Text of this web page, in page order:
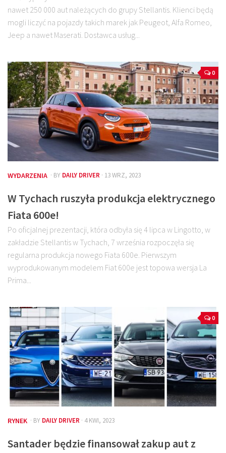
nawet 250 000 aut należących do grupy Stellantis. Klienci będą
mogli liczyć na pojazdy takich marek jak Peugeot, Alfa Romeo,
Jeep a nawet Maserati. Dostawca usług...
0
WYDARZENIA · BY DAILY DRIVER · 13 WRZ, 2023
W Tychach ruszyła produkcja elektrycznego
Fiata 600e!
Po oficjalnej prezentacji, która odbyła się 4 lipca w Lingotto, w
zakładzie Stellantis w Tychach, 7 września rozpoczęła się
regularna produkcja nowego Fiata 600e. Pierwszym
wyprodukowanym modelem Fiat 600e jest topowa wersja La
Prima...
0
RYNEK · BY DAILY DRIVER · 4 KWI, 2023
Santader będzie finansował zakup aut z